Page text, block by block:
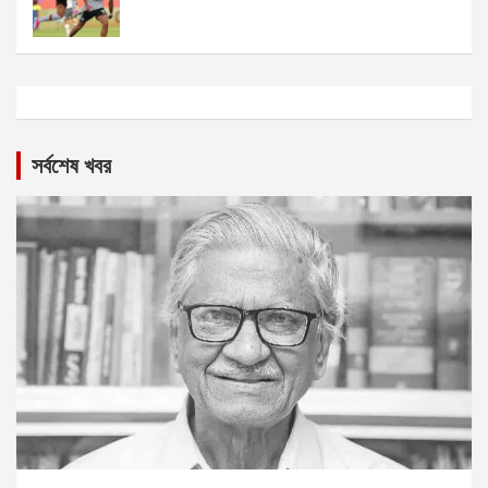
সর্বশেষ খবর